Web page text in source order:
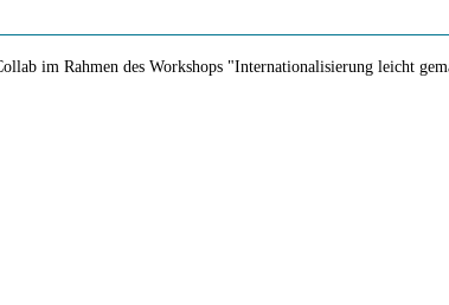
im Rahmen des Workshops "Internationalisierung leicht